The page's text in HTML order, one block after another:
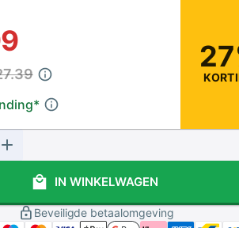
*
IN WINKELWAGEN
Beveiligde betaalomgeving